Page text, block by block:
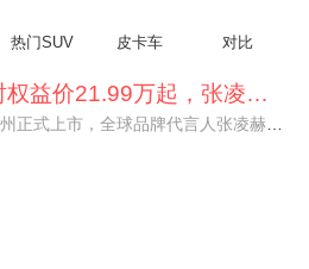
热门SUV 皮卡车 对比
阿维塔07L限时权益价21.99万起，张凌赫成首位车主
阿维塔07L今晚在杭州正式上市，全球品牌代言人张凌赫现场提车，成为这台车的第一位主人。三个版本：Elite纯电版22.99万，Max+后驱纯电版24.99万，Ultra三电机四驱版27.99万。